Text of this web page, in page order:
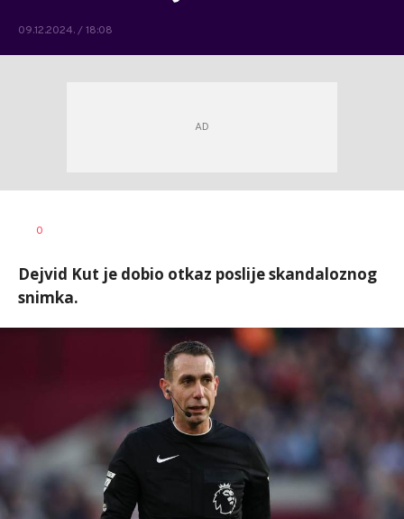
09.12.2024. / 18:08
AUTOR
0
Dejvid Kut je dobio otkaz poslije skandaloznog
snimka.